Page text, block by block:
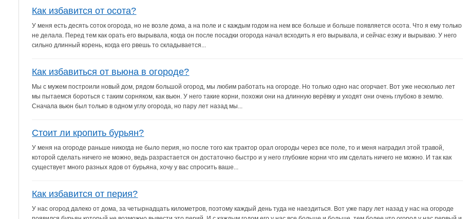
Как избавится от осота?
У меня есть десять соток огорода, но не возле дома, а на поле и с каждым годом на нем все больше и больше появляется осота. Что я ему только
не делала. Перед тем как орать его вырывала, когда он после посадки огорода начал всходить я его вырывала, и сейчас езжу и вырываю. У него
сильно длинный корень, когда его рвешь то складывается...
Как избавиться от вьюна в огороде?
Мы с мужем построили новый дом, рядом большой огород, мы любим работать на огороде. Но только одно нас огорчает. Вот уже несколько лет
мы пытаемся бороться с таким сорняком, как вьюн. У него такие корни, похожи они на длинную верёвку и уходят они очень глубоко в землю.
Сначала вьюн был только в одном углу огорода, но пару лет назад мы...
Стоит ли кропить бурьян?
У меня на огороде раньше никогда не было перия, но после того как трактор орал огороды через все поле, то и меня наградил этой травой,
которой сделать ничего не можно, ведь разрастается он достаточно быстро и у него глубокие корни что им сделать ничего не можно. И так как
существует много разных ядов от бурьяна, хочу у вас спросить ваше...
Как избавится от перия?
У нас огород далеко от дома, за четырнадцать километров, поэтому каждый день туда не наездиться. Вот уже пару лет назад у нас на огороде